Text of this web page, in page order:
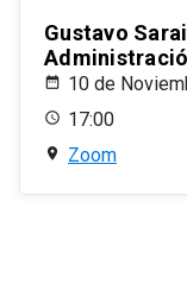
Gustavo
10 de
17:00
Zoom